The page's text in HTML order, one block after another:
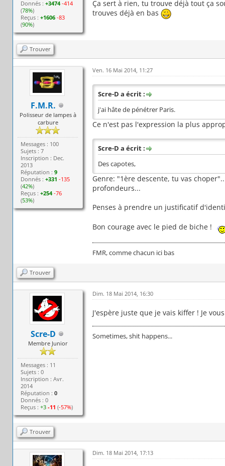
Donnés :+3474 -414
(78%)
Reçus :+1606 -83
(90%)
Ça sert à rien, tu trouve déjà tout ça
trouves déjà en bas
Trouver
F.M.R.
Polisseur de lampes à
carbure
Messages : 100
Sujets : 7
Inscription : Dec.
2013
Réputation :9
Donnés :+331 -135
(42%)
Reçus :+254 -76
(53%)
Ven. 16 Mai 2014, 11:27
Scre-D a écrit :
j'ai hâte de pénétrer Paris.
Ce n'est pas l'expression la plus
Scre-D a écrit :
Des capotes,
Genre: "1ère descente, tu vas
profondeurs...
Penses à prendre un justificatif
Bon courage avec le pied de biche !
FMR, comme chacun ici bas
Trouver
Scre-D
Membre Junior
Messages : 11
Sujets : 0
Inscription : Avr.
2014
Réputation :0
Donnés : 0
Reçus :+3 -11 (-57%)
Dim. 18 Mai 2014, 16:30
J'espère juste que je vais kiffer ! Je
Sometimes, shit happens...
Trouver
Dim. 18 Mai 2014, 17:13